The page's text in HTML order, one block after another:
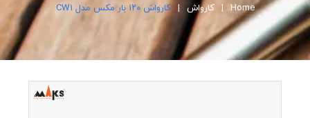
Home کارواش کارواش ۱۲۰ بار مکس مدل CW1